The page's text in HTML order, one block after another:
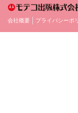
会社概要 プライバシーポ